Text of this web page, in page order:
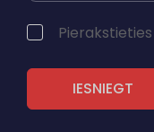
IESNIEGT